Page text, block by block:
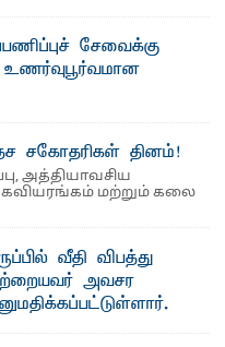
அரசுசாரா
சட்டமூலத்தை ...
சேவைக்கு
சகோதரிகள் தினம்!
அத்தியாவசிய
மற்றும் கலை
வீதி விபத்து
மற்றையவர் அவசர